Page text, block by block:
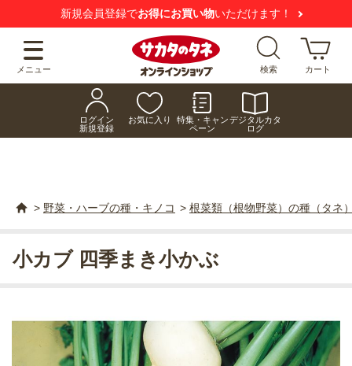
新規会員登録でお得にお買い物いただけます！
メニュー 検索 カート
ログイン
新規登録
お気に入り
特集・キャン
ペーン
デジタルカタ
ログ
> 野菜・ハーブの種・キノコ > 根菜類（根物野菜）の種（タネ
小カブ 四季まき小かぶ